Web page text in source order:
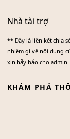
Nhà tài trợ
** Đây là liên kết chia
nhiệm gì về nội dung
xin hãy báo cho admin.
KHÁM PHÁ